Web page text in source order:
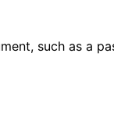
such as a